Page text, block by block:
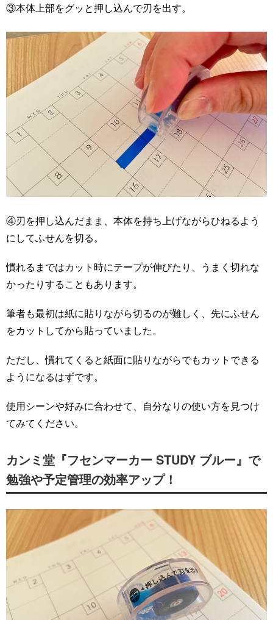
③本体上部をグッと押し込んで刃を出す。
④刃を押し込んだまま、本体を持ち上げながらひねるよう
にしてふせんを切る。
慣れるまではカット時にテープが伸びたり、うまく切れな
かったりすることもあります。
筆者も最初は紙に貼りながら切るのが難しく、先にふせん
をカットしてから貼っていました。
ただし、慣れてくると紙面に貼りながらでもカットできる
ようになるはずです。
使用シーンや好みに合わせて、自分なりの使い方を見つけ
てみてください。
カンミ堂『フセンマーカー STUDY ブルー』で
勉強や予定管理の効率アップ！